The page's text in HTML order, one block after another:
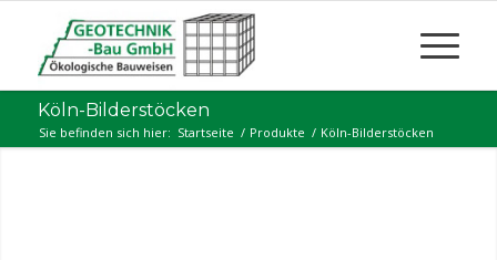
Köln-Bilderstöcken
Sie befinden sich hier: Startseite / Produkte / Köln-Bilderstöcken